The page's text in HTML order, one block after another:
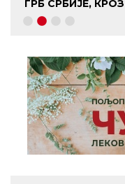
ГРБ СРБИЈЕ,